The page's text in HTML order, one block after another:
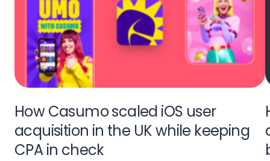
How Casumo scaled iOS user
acquisition in the UK while keeping
CPA in check